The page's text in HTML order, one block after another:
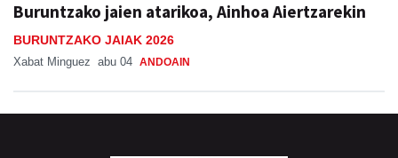
Buruntzako jaien atarikoa, Ainhoa Aiertzarekin
BURUNTZAKO JAIAK 2026
Xabat Minguez abu 04 ANDOAIN